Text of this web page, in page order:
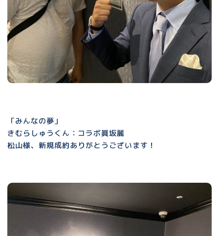
「みんなの夢」
きむらしゅうくん：コラボ眞坂麗
松山様、新規成約ありがとうございます！